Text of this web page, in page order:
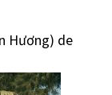
Hương) de